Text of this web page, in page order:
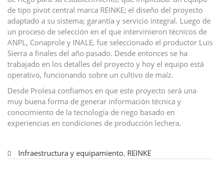
de tipo pivot central marca REINKE; el diseño del proyecto
adaptado a su sistema; garantía y servicio integral. Luego de
un proceso de selección en el que intervinieron técnicos de
ANPL, Conaprole y INALE, fue seleccionado el productor Luis
Sierra a finales del año pasado. Desde entonces se ha
trabajado en los detalles del proyecto y hoy el equipo está
operativo, funcionando sobre un cultivo de maíz.
Desde Prolesa confiamos en que este proyecto será una
muy buena forma de generar información técnica y
conocimiento de la tecnología de riego basado en
experiencias en condiciones de producción lechera.
Infraestructura y equipamiento, REINKE